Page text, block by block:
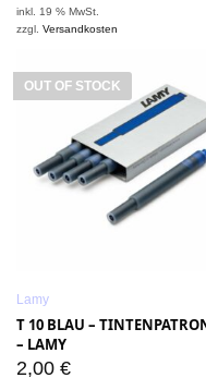
inkl. 19 % MwSt.
zzgl.Versandkosten
OUT OF STOCK
Lamy
T 10 BLAU –
– LAMY
2,00 €